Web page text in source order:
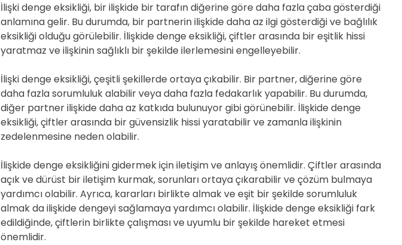
İlişki denge eksikliği, bir ilişkide bir tarafın diğerine göre daha fazla çaba gösterdiği
anlamına gelir. Bu durumda, bir partnerin ilişkide daha az ilgi gösterdiği ve bağlılık
eksikliği olduğu görülebilir. İlişkide denge eksikliği, çiftler arasında bir eşitlik hissi
yaratmaz ve ilişkinin sağlıklı bir şekilde ilerlemesini engelleyebilir.
İlişki denge eksikliği, çeşitli şekillerde ortaya çıkabilir. Bir partner, diğerine göre
daha fazla sorumluluk alabilir veya daha fazla fedakarlık yapabilir. Bu durumda,
diğer partner ilişkide daha az katkıda bulunuyor gibi görünebilir. İlişkide denge
eksikliği, çiftler arasında bir güvensizlik hissi yaratabilir ve zamanla ilişkinin
zedelenmesine neden olabilir.
İlişkide denge eksikliğini gidermek için iletişim ve anlayış önemlidir. Çiftler arasında
açık ve dürüst bir iletişim kurmak, sorunları ortaya çıkarabilir ve çözüm bulmaya
yardımcı olabilir. Ayrıca, kararları birlikte almak ve eşit bir şekilde sorumluluk
almak da ilişkide dengeyi sağlamaya yardımcı olabilir. İlişkide denge eksikliği fark
edildiğinde, çiftlerin birlikte çalışması ve uyumlu bir şekilde hareket etmesi
önemlidir.